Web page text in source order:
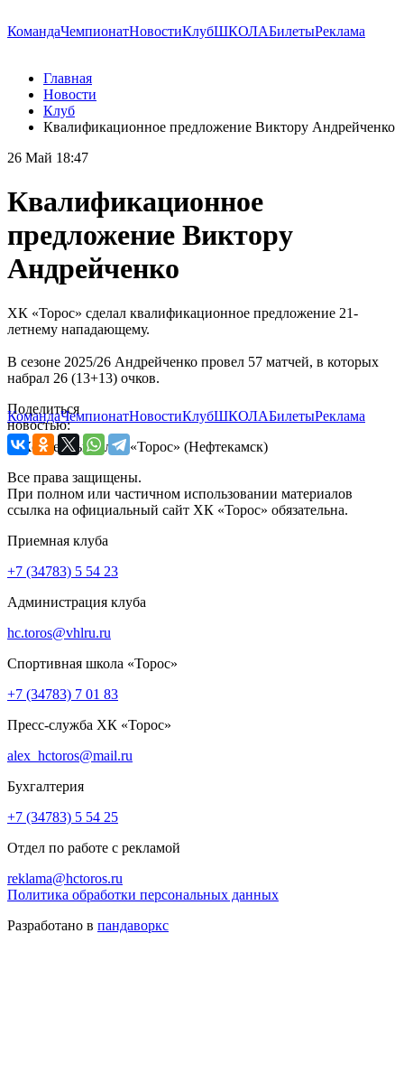
КомандаЧемпионатНовостиКлубШКОЛАБилетыРеклама
Главная
Новости
Клуб
Квалификационное предложение Виктору Андрейченко
26 Май 18:47
Квалификационное
предложение Виктору
Андрейченко
ХК «Торос» сделал квалификационное предложение 21-
летнему нападающему.
В сезоне 2025/26 Андрейченко провел 57 матчей, в которых
набрал 26 (13+13) очков.
Поделиться
новостью:
КомандаЧемпионатНовостиКлубШКОЛАБилетыРеклама
© Хоккейный клуб «Торос» (Нефтекамск)
Все права защищены.
При полном или частичном использовании материалов
ссылка на официальный сайт ХК «Торос» обязательна.
Приемная клуба
+7 (34783) 5 54 23
Администрация клуба
hc.toros@vhlru.ru
Спортивная школа «Торос»
+7 (34783) 7 01 83
Пресс-служба ХК «Торос»
alex_hctoros@mail.ru
Бухгалтерия
+7 (34783) 5 54 25
Отдел по работе с рекламой
reklama@hctoros.ru
Политика обработки персональных данных
Разработано в пандаворкс